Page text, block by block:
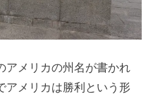
アメリカの州名が書かれ
アメリカは勝利という形